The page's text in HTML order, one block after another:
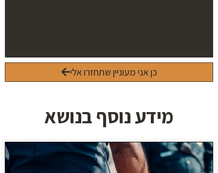
כן אני מעוניין שתחזרו אלי
מידע נוסף בנושא